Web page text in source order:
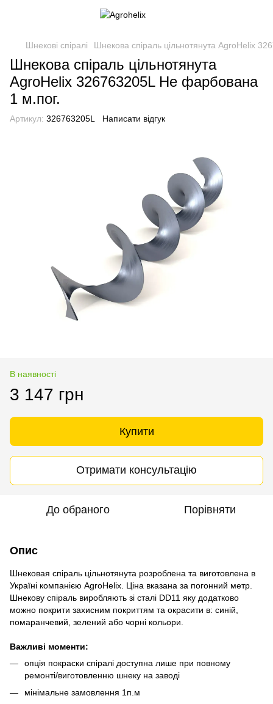
Шнекові спіралі Шнекова спіраль цільнотянута AgroHelix
Шнекова спіраль цільнотянута
AgroHelix 326763205L Не фарбована
1 м.пог.
Артикул: 326763205L Написати відгук
В наявності
3 147 грн
Купити
Отримати консультацію
До обраного Порівняти
Опис
Шнековая спіраль цільнотянута розроблена та виготовлена в
Україні компанією AgroHelix. Ціна вказана за погонний метр.
Шнекову спіраль виробляють зі сталі DD11 яку додатково
можно покрити захисним покриттям та окрасити в: синій,
помаранчевий, зелений або чорні кольори.
Важливі моменти:
опція покраски спіралі доступна лише при повному
ремонті/виготовленню шнеку на заводі
мінімальне замовлення 1п.м